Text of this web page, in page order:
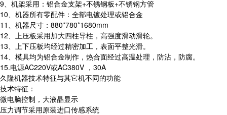
9、机架采用：铝合金支架+不锈钢板+不锈钢方管
10、机器所有零配件：全部电镀处理或铝合金
11、机器尺寸：880*780*1680mm
12、上压板采用加大四柱导柱，高强度滑动滑轮。
13、上下压板均经过精密加工，表面平整光滑。
14、模具均为铝合金制作，热合面经过高温处理，防沾，防腐。
15.电源AC220V或AC380V ，30A
久隆机器技术特征与其它机不同的功能
技术特征：
微电脑控制，大液晶显示
压力调节采用原装进口传感系统